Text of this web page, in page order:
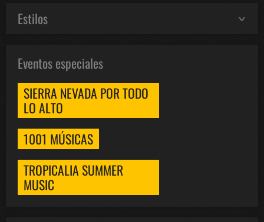
Estilos
Eventos especiales
SIERRA NEVADA POR TODO
LO ALTO
1001 MÚSICAS
TROPICALIA SUMMER
MUSIC